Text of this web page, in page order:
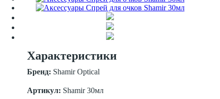
Характеристики
Бренд: Shamir Optical
Артикул: Shamir 30мл